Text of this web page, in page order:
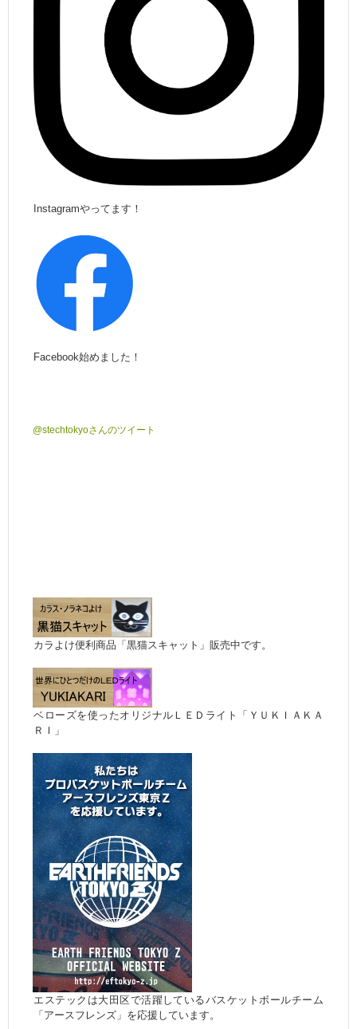
Instagramやってます！
Facebook始めました！
@stechtokyoさんのツイート
カラよけ便利商品「黒猫スキャット」販売中です。
ベローズを使ったオリジナルＬＥＤライト「ＹＵＫＩＡＫＡ
ＲＩ」
エステックは大田区で活躍しているバスケットボールチーム
「アースフレンズ」を応援しています。